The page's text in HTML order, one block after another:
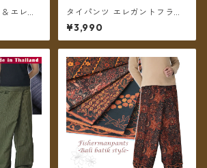
エレフ
ン 7カ
便送料
タイパンツ エレガントフラワ
ー 6カラー リゾパン ロング丈
【メール便送料無料】
¥3,990